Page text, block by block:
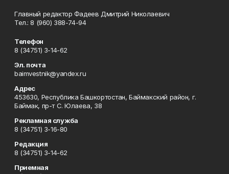
Главный редактор Фадеев Дмитрий Николаевич
Тел.: 8 (960) 388-74-94
Телефон
8 (34751) 3-14-62
Эл. почта
baimvestnik@yandex.ru
Адрес
453630, Республика Башкортостан, Баймакский район, г.
Баймак, пр-т С. Юлаева, 38
Рекламная служба
8 (34751) 3-16-80
Редакция
8 (34751) 3-14-62
Приемная